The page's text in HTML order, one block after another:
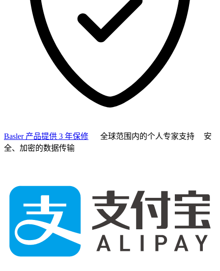
Basler 产品提供 3 年保修 全球范围内的个人专家支持
安
全、加密的数据传输